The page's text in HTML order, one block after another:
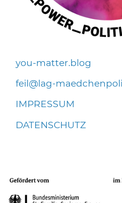
you-matter.blog
f
l l g-m dch np l
IMPRESSUM
DATENSCHUTZ